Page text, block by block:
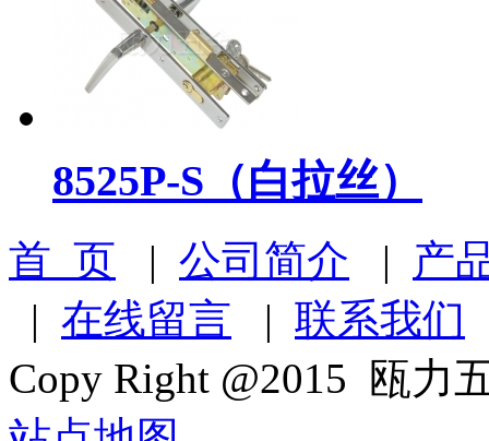
8525P-S（白拉丝）
首 页 | 公司简介 | 产
| 在线留言 | 联系我们
Copy Right @2015 瓯力